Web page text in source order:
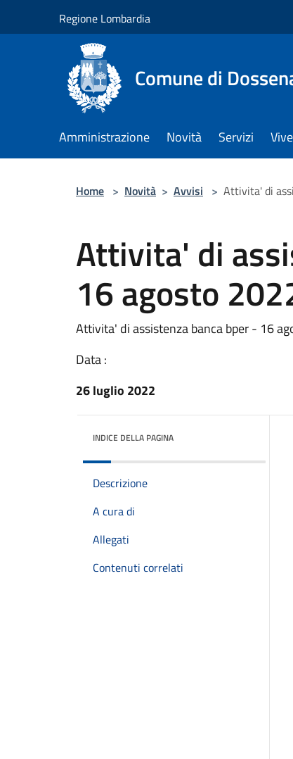
Regione Lombardia
Comune di
Amministrazione Novità Servizi
Home > Novità > Avvisi > Attivita' di
Attivita' di
16 agosto
Attivita' di assistenza banca bper - 16
Data :
26 luglio 2022
INDICE DELLA PAGINA
Descrizione
A cura di
Allegati
Contenuti correlati